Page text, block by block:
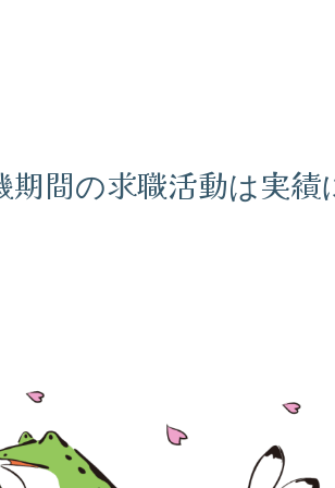
期間の求職活動は実績